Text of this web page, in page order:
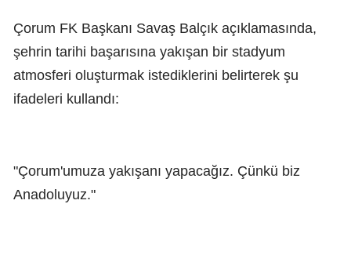
Çorum FK Başkanı Savaş Balçık açıklamasında,
şehrin tarihi başarısına yakışan bir stadyum
atmosferi oluşturmak istediklerini belirterek şu
ifadeleri kullandı:
"Çorum'umuza yakışanı yapacağız. Çünkü biz
Anadoluyuz."